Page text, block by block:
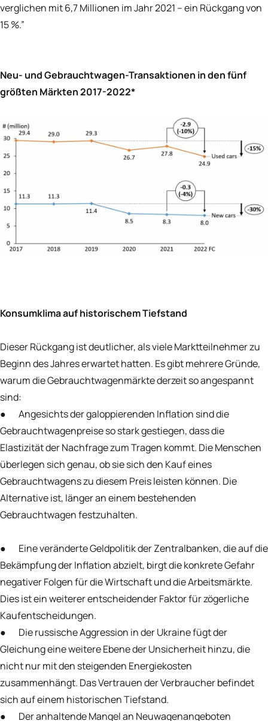
verglichen mit 6,7 Millionen im Jahr 2021 – ein Rückgang von
15 %.”
Neu- und Gebrauchtwagen-Transaktionen in den fünf
größten Märkten 2017-2022*
Konsumklima auf historischem Tiefstand
Dieser Rückgang ist deutlicher, als viele Marktteilnehmer zu
Beginn des Jahres erwartet hatten. Es gibt mehrere Gründe,
warum die Gebrauchtwagenmärkte derzeit so angespannt
sind:
● Angesichts der galoppierenden Inflation sind die
Gebrauchtwagenpreise so stark gestiegen, dass die
Elastizität der Nachfrage zum Tragen kommt. Die Menschen
überlegen sich genau, ob sie sich den Kauf eines
Gebrauchtwagens zu diesem Preis leisten können. Die
Alternative ist, länger an einem bestehenden
Gebrauchtwagen festzuhalten.
● Eine veränderte Geldpolitik der Zentralbanken, die auf die
Bekämpfung der Inflation abzielt, birgt die konkrete Gefahr
negativer Folgen für die Wirtschaft und die Arbeitsmärkte.
Dies ist ein weiterer entscheidender Faktor für zögerliche
Kaufentscheidungen.
● Die russische Aggression in der Ukraine fügt der
Gleichung eine weitere Ebene der Unsicherheit hinzu, die
nicht nur mit den steigenden Energiekosten
zusammenhängt. Das Vertrauen der Verbraucher befindet
sich auf einem historischen Tiefstand.
● Der anhaltende Mangel an Neuwagenangeboten